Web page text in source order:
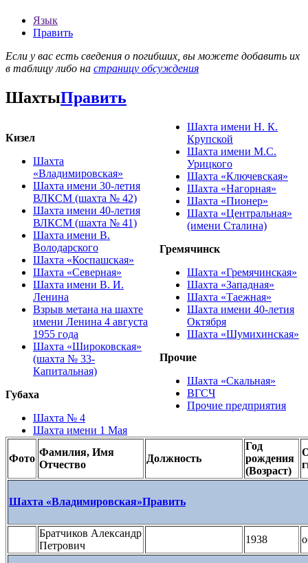
Язык
Править
Если у вас есть сведения о погибших, вы можете добавить их
в таблицу либо на страницу обсуждения
ШахтыПравить
Кизел
Шахта
«Владимировская»
Шахта имени 30-летия
ВЛКСМ (шахта № 42)
Шахта имени 40-летия
ВЛКСМ (шахта № 41)
Шахта имени В.
Володарского
Шахта «Коспашская»
Шахта «Северная»
Шахта имени В. И.
Ленина
Взрыв метана на шахте
имени Ленина 4 августа
1955 года
Шахта «Широковская»
(шахта № 33-
Капитальная)
Губаха
Шахта № 4
Шахта имени 1 Мая
Шахта имени Н. К.
Крупской
Шахта имени М.С.
Урицкого
Шахта «Ключевская»
Шахта «Нагорная»
Шахта «Пионер»
Шахта «Центральная»
(имени Сталина)
Гремячинск
Шахта «Гремячинская»
Шахта «Западная»
Шахта «Таежная»
Шахта имени 40-летия
Октября
Шахта «Шумихинская»
Прочие
Шахта «Скальная»
ВГСЧ
Прочие предприятия
Фото
Фамилия, Имя
Отчество
Должность
Год
рождения
(Возраст)
Шахта «Владимировская»Править
Братчиков Александр
Петрович
1938